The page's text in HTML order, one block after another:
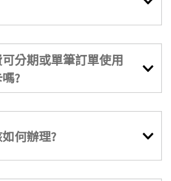
分期或單筆訂單使用
?
何辦理?